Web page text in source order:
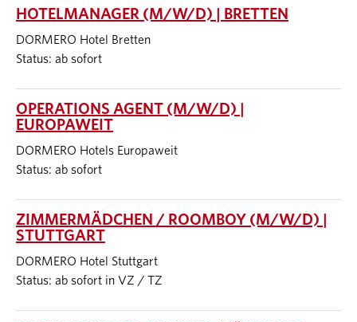
HOTELMANAGER (M/W/D) | BRETTEN
DORMERO Hotel Bretten
Status: ab sofort
OPERATIONS AGENT (M/W/D) |
EUROPAWEIT
DORMERO Hotels Europaweit
Status: ab sofort
ZIMMERMÄDCHEN / ROOMBOY (M/W/D) |
STUTTGART
DORMERO Hotel Stuttgart
Status: ab sofort in VZ / TZ